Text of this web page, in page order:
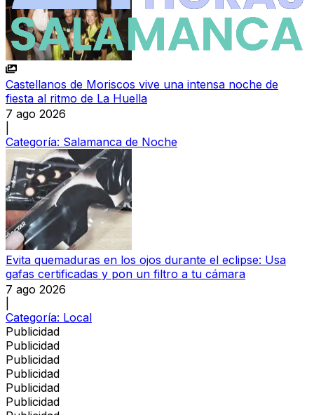
Castellanos de Moriscos vive una intensa noche de
fiesta al ritmo de La Huella
7 ago 2026
Categoría: Salamanca de Noche
Evita quemaduras en los ojos durante el eclipse: Usa
gafas certificadas y pon un filtro a tu cámara
7 ago 2026
Categoría: Local
Publicidad
Publicidad
Publicidad
Publicidad
Publicidad
Publicidad